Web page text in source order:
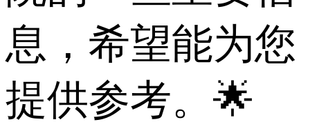
息，希望能为您
提供参考。🌟